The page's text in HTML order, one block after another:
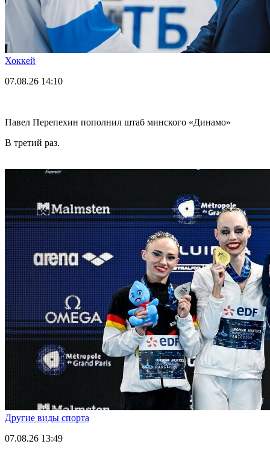
Хоккей
07.08.26 14:10
Павел Перепехин пополнил штаб минского «Динамо»
В третий раз.
Другие виды спорта
07.08.26 13:49